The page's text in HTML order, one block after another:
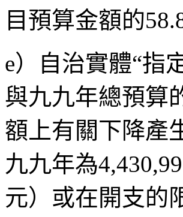
目預算金額的
e）自治實體“指
與九九年總預算
額上有關下降產
九九年為
元）或在開支